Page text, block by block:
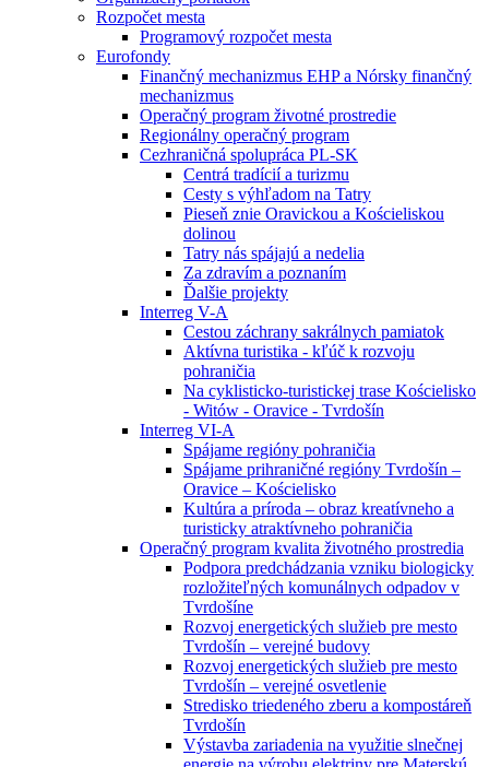
Rozpočet mesta
Programový rozpočet mesta
Eurofondy
Finančný mechanizmus EHP a Nórsky finančný
mechanizmus
Operačný program životné prostredie
Regionálny operačný program
Cezhraničná spolupráca PL-SK
Centrá tradícií a turizmu
Cesty s výhľadom na Tatry
Pieseň znie Oravickou a Kościeliskou
dolinou
Tatry nás spájajú a nedelia
Za zdravím a poznaním
Ďalšie projekty
Interreg V-A
Cestou záchrany sakrálnych pamiatok
Aktívna turistika - kľúč k rozvoju
pohraničia
Na cyklisticko-turistickej trase Kościelisko
- Witów - Oravice - Tvrdošín
Interreg VI-A
Spájame regióny pohraničia
Spájame prihraničné regióny Tvrdošín –
Oravice – Kościelisko
Kultúra a príroda – obraz kreatívneho a
turisticky atraktívneho pohraničia
Operačný program kvalita životného prostredia
Podpora predchádzania vzniku biologicky
rozložiteľných komunálnych odpadov v
Tvrdošíne
Rozvoj energetických služieb pre mesto
Tvrdošín – verejné budovy
Rozvoj energetických služieb pre mesto
Tvrdošín – verejné osvetlenie
Stredisko triedeného zberu a kompostáreň
Tvrdošín
Výstavba zariadenia na využitie slnečnej